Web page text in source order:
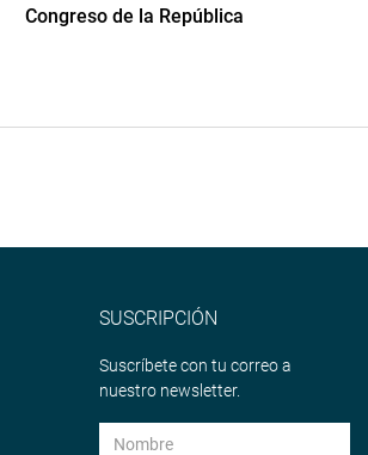
Congreso de la República
SUSCRIPCIÓN
Suscríbete con tu correo a
nuestro newsletter.